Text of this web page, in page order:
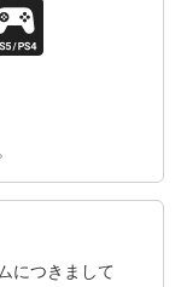
につきまして